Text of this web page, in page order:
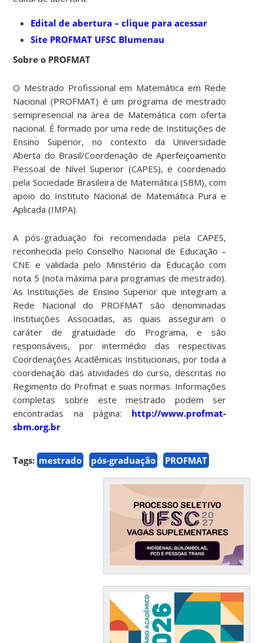
Edital de abertura – clique para acessar
Site PROFMAT UFSC Blumenau
Sobre o PROFMAT
O Mestrado Profissional em Matemática em Rede
Nacional (PROFMAT) é um programa de mestrado
semipresencial na área de Matemática com oferta
nacional. É formado por uma rede de Instituições de
Ensino Superior, no contexto da Universidade
Aberta do Brasil/Coordenação de Aperfeiçoamento
Pessoal de Nível Superior (CAPES), e coordenado
pela Sociedade Brasileira de Matemática (SBM), com
apoio do Instituto Nacional de Matemática Pura e
Aplicada (IMPA).
A pós-graduação foi recomendada pela CAPES,
reconhecida pelo Conselho Nacional de Educação –
CNE e validada pelo Ministério da Educação com
nota 5 (nota máxima para programas de mestrado).
As Instituições de Ensino Superior que integram a
Rede Nacional do PROFMAT são denominadas
Instituições Associadas, as quais asseguram o
caráter de gratuidade do Programa, e são
responsáveis, por intermédio das respectivas
Coordenações Acadêmicas Institucionais, por toda a
coordenação das atividades do curso, descritas no
Regimento do Profmat e suas normas. Informações
completas sobre este mestrado podem ser
encontradas na página: http://www.profmat-
sbm.org.br
Tags: mestrado pós-graduação PROFMAT